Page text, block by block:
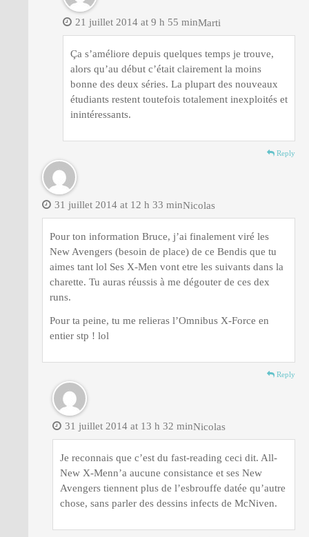
Marti
21 juillet 2014 at 9 h 55 min
Ça s’améliore depuis quelques temps je trouve,
alors qu’au début c’était clairement la moins
bonne des deux séries. La plupart des nouveaux
étudiants restent toutefois totalement inexploités et
inintéressants.
Reply
Nicolas
31 juillet 2014 at 12 h 33 min
Pour ton information Bruce, j’ai finalement viré les
New Avengers (besoin de place) de ce Bendis que tu
aimes tant lol Ses X-Men vont etre les suivants dans la
charette. Tu auras réussis à me dégouter de ces dex
runs.
Pour ta peine, tu me relieras l’Omnibus X-Force en
entier stp ! lol
Reply
Nicolas
31 juillet 2014 at 13 h 32 min
Je reconnais que c’est du fast-reading ceci dit. All-
New X-Menn’a aucune consistance et ses New
Avengers tiennent plus de l’esbrouffe datée qu’autre
chose, sans parler des dessins infects de McNiven.